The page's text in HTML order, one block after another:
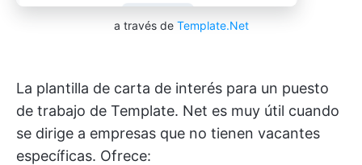
a través de Template.Net
La plantilla de carta de interés para un puesto
de trabajo de Template. Net es muy útil cuando
se dirige a empresas que no tienen vacantes
específicas. Ofrece: